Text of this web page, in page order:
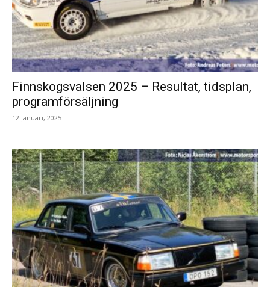
Finnskogsvalsen 2025 – Resultat, tidsplan,
programförsäljning
12 januari, 2025